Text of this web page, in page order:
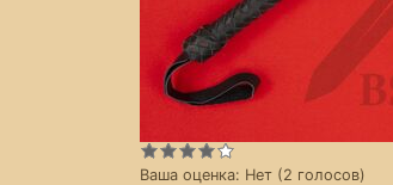
Ваша оценка: Нет (2 голосов)